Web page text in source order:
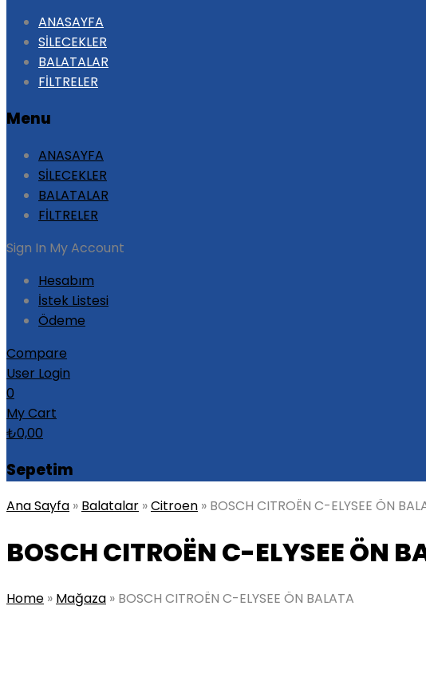
Skip
content
ANASAYFA
SİLECEKLER
BALATALAR
FİLTRELER
Menu
ANASAYFA
SİLECEKLER
BALATALAR
FİLTRELER
Sign In My Account
Hesabım
İstek Listesi
Ödeme
Compare
User Login
0
My Cart
₺0,00
Sepetim
Ana Sayfa » Balatalar »Citroen » BOSCH CITROËN C-ELYSEE ÖN
BOSCH CITROËN C-ELYSEE ÖN
Home » Mağaza » BOSCH CITROËN C-ELYSEE ÖN BALATA